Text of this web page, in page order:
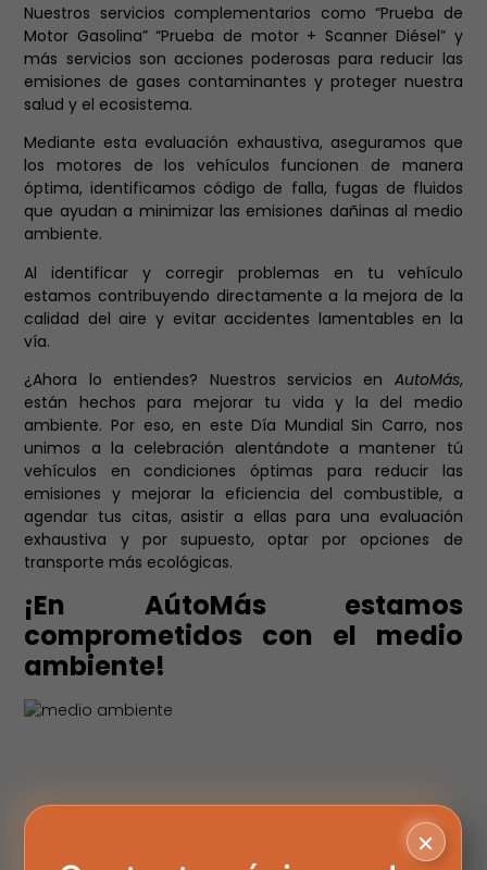
Nuestros servicios complementarios como “Prueba de
Motor Gasolina” “Prueba de motor + Scanner Diésel” y
más servicios son acciones poderosas para reducir las
emisiones de gases contaminantes y proteger nuestra
salud y el ecosistema.
Mediante esta evaluación exhaustiva, aseguramos que
los motores de los vehículos funcionen de manera
óptima, identificamos código de falla, fugas de fluidos
que ayudan a minimizar las emisiones dañinas al medio
ambiente.
Al identificar y corregir problemas en tu vehículo
estamos contribuyendo directamente a la mejora de la
calidad del aire y evitar accidentes lamentables en la
vía.
¿Ahora lo entiendes? Nuestros servicios en AutoMás,
están hechos para mejorar tu vida y la del medio
ambiente. Por eso, en este Día Mundial Sin Carro, nos
unimos a la celebración alentándote a mantener tú
vehículos en condiciones óptimas para reducir las
emisiones y mejorar la eficiencia del combustible, a
agendar tus citas, asistir a ellas para una evaluación
exhaustiva y por supuesto, optar por opciones de
transporte más ecológicas.
¡En AútoMás estamos
comprometidos con el medio
ambiente!
×